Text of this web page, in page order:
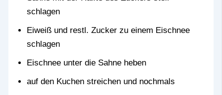
schlagen
Eiweiß und restl. Zucker zu einem Eischnee
schlagen
Eischnee unter die Sahne heben
auf den Kuchen streichen und nochmals